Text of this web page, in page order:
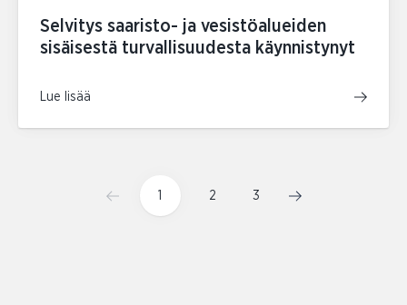
Selvitys saaristo- ja vesistöalueiden
sisäisestä turvallisuudesta käynnistynyt
Lue lisää
1 2 3